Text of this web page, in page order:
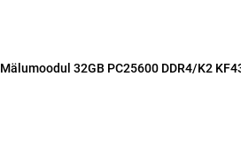
Mälumoodul 32GB PC25600 DDR4/K2